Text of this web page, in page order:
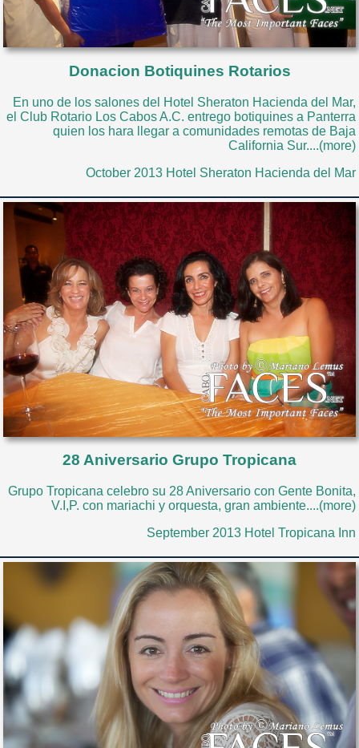
Donacion Botiquines Rotarios
En uno de los salones del Hotel Sheraton Hacienda del Mar,
el Club Rotario Los Cabos A.C. entrego botiquines a Panterra
quien los hara llegar a comunidades remotas de Baja
California Sur....(more)
October 2013 Hotel Sheraton Hacienda del Mar
28 Aniversario Grupo Tropicana
Grupo Tropicana celebro su 28 Aniversario con Gente Bonita,
V.I,P. con mariachi y orquesta, gran ambiente....(more)
September 2013 Hotel Tropicana Inn